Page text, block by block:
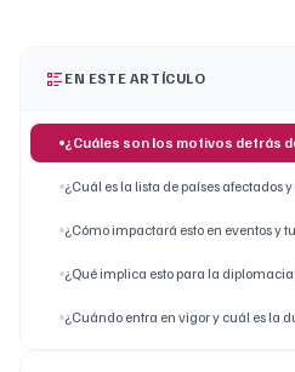
EN ESTE ARTÍCULO
¿Cuáles son los motivos detrás
¿Cuál es la lista de países afectados
¿Cómo impactará esto en eventos y
¿Qué implica esto para la
¿Cuándo entra en vigor y cuál es la